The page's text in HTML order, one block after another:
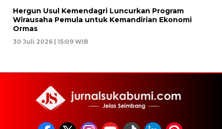
Hergun Usul Kemendagri Luncurkan Program
Wirausaha Pemula untuk Kemandirian Ekonomi
Ormas
30 Juli 2026 | 15:09 WIB